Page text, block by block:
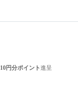
10円分ポイント進呈